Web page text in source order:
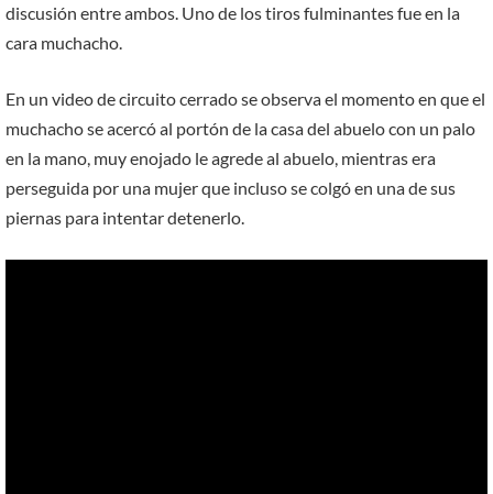
discusión entre ambos. Uno de los tiros fulminantes fue en la
cara muchacho.
En un video de circuito cerrado se observa el momento en que el
muchacho se acercó al portón de la casa del abuelo con un palo
en la mano, muy enojado le agrede al abuelo, mientras era
perseguida por una mujer que incluso se colgó en una de sus
piernas para intentar detenerlo.